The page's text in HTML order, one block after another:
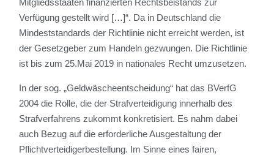
Verfügung gestellt wird […]“. Da in Deutschland die
Mindeststandards der Richtlinie nicht erreicht werden, ist
der Gesetzgeber zum Handeln gezwungen. Die Richtlinie
ist bis zum 25.Mai 2019 in nationales Recht umzusetzen.
In der sog. „Geldwäscheentscheidung“ hat das BVerfG
2004 die Rolle, die der Strafverteidigung innerhalb des
Strafverfahrens zukommt konkretisiert. Es nahm dabei
auch Bezug auf die erforderliche Ausgestaltung der
Pflichtverteidigerbestellung. Im Sinne eines fairen,